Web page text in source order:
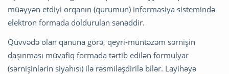
müəyyən etdiyi orqanın (qurumun) informasiya sistemində
elektron formada doldurulan sənəddir.
Qüvvədə olan qanuna görə, qeyri-müntəzəm sərnişin
daşınması müvafiq formada tərtib edilən formulyar
(sərnişinlərin siyahısı) ilə rəsmiləşdirilə bilər. Layihəyə